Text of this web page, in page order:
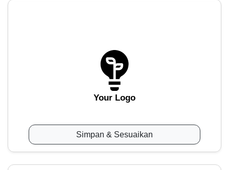
Your Logo
Simpan & Sesuaikan